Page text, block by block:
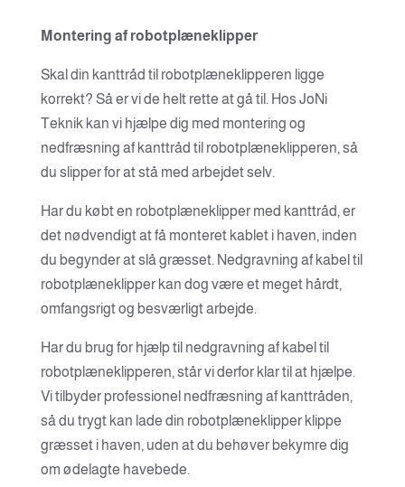
Montering af robotplæneklipper
Skal din kanttråd til robotplæneklipperen ligge
korrekt? Så er vi de helt rette at gå til. Hos JoNi
Teknik kan vi hjælpe dig med montering og
nedfræsning af kanttråd til robotplæneklipperen, så
du slipper for at stå med arbejdet selv.
Har du købt en robotplæneklipper med kanttråd, er
det nødvendigt at få monteret kablet i haven, inden
du begynder at slå græsset. Nedgravning af kabel til
robotplæneklipper kan dog være et meget hårdt,
omfangsrigt og besværligt arbejde.
Har du brug for hjælp til nedgravning af kabel til
robotplæneklipperen, står vi derfor klar til at hjælpe.
Vi tilbyder professionel nedfræsning af kanttråden,
så du trygt kan lade din robotplæneklipper klippe
græsset i haven, uden at du behøver bekymre dig
om ødelagte havebede.